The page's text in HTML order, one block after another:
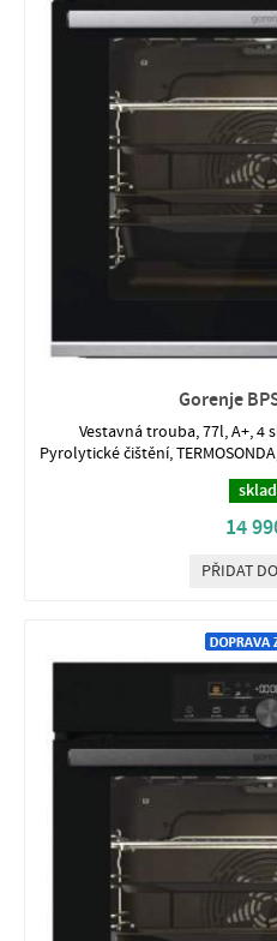
Gorenje
Vestavná trouba, 77l, A+, 4
Pyrolytické čištění,
14
PŘIDAT